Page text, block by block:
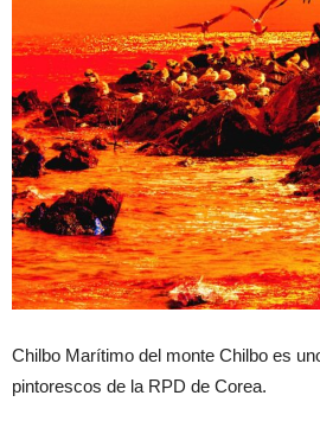
Chilbo Marítimo del monte Chilbo es
pintorescos de la RPD de Corea.